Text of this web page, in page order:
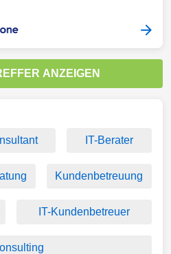
ANZEIGEN
IT-Berater
Kundenbetreuung
IT-Kundenbetreuer